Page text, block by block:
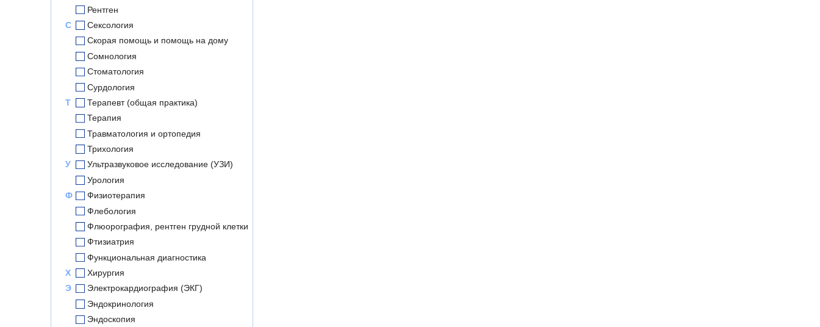
Рентген
С
Сексология
Скорая помощь и помощь на дому
Сомнология
Стоматология
Сурдология
Т
Терапевт (общая практика)
Терапия
Травматология и ортопедия
Трихология
У
Ультразвуковое исследование (УЗИ)
Урология
Ф
Физиотерапия
Флебология
Флюорография, рентген грудной клетки
Фтизиатрия
Функциональная диагностика
Х
Хирургия
Э
Электрокардиография (ЭКГ)
Эндокринология
Эндоскопия